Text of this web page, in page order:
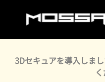
3Dセキュアを導入しま